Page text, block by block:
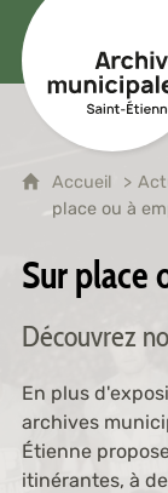
Accueil
place ou à
Sur place
Découvrez
En plus
archives
Étienne
itinérantes, à